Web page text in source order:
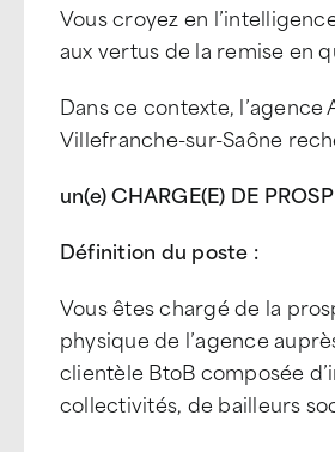
Vous croyez en
aux vertus de la remise en
Dans ce contexte, l’agence
Villefranche-sur-Saône
un(e) CHARGE(E) DE
Définition du poste :
Vous êtes chargé de la
physique de l’agence
clientèle BtoB composée
collectivités, de bailleurs